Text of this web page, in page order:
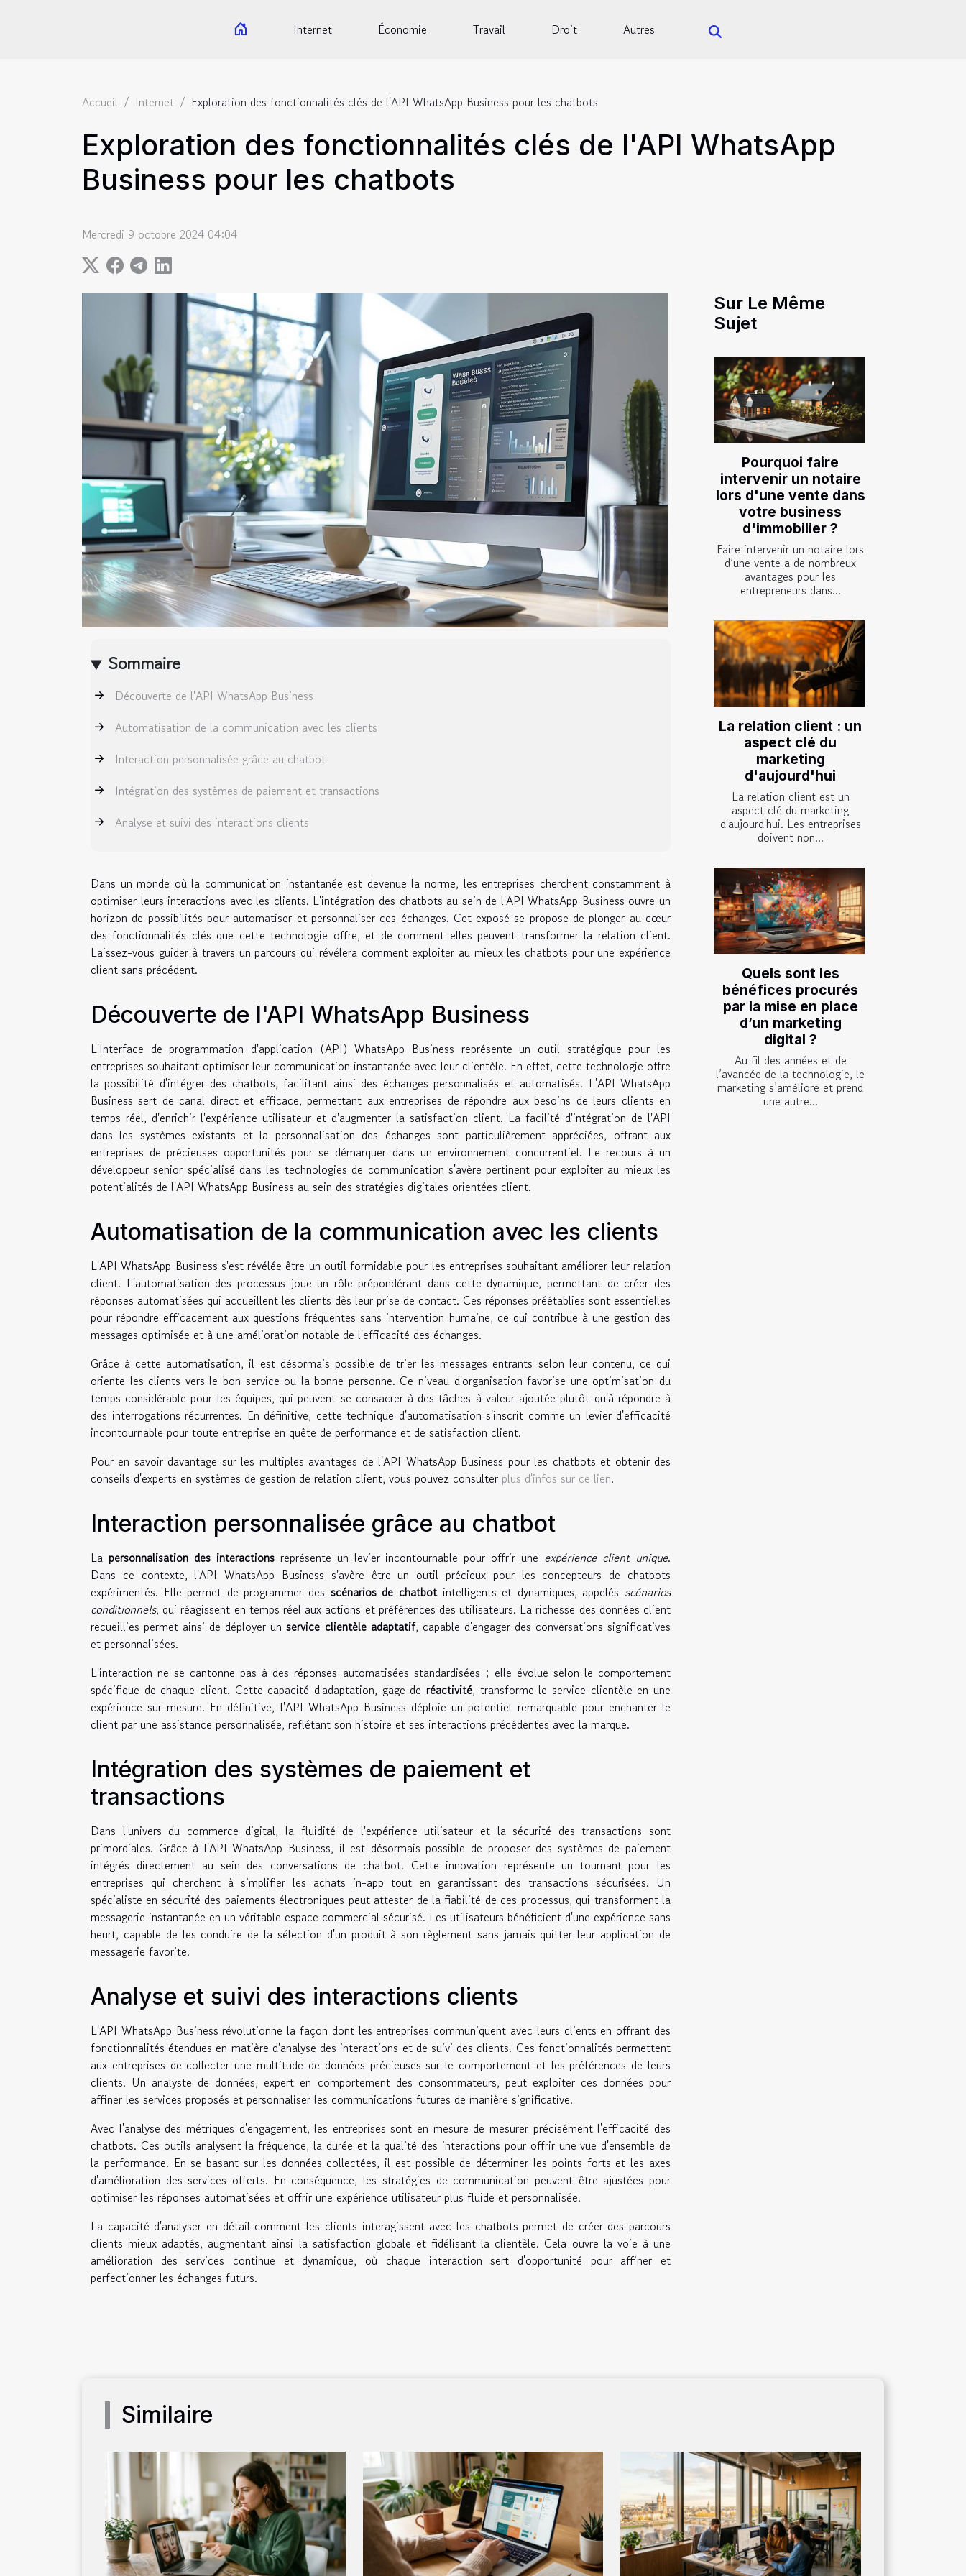
Internet Économie Travail Droit Autres
Accueil Internet Exploration des fonctionnalités clés de l'API WhatsApp Business pour les chatbots
Exploration des fonctionnalités clés de l'API WhatsApp
Business pour les chatbots
Mercredi 9 octobre 2024 04:04
Sommaire
Découverte de l'API WhatsApp Business
Automatisation de la communication avec les clients
Interaction personnalisée grâce au chatbot
Intégration des systèmes de paiement et transactions
Analyse et suivi des interactions clients
Dans un monde où la communication instantanée est devenue la norme, les entreprises cherchent constamment à
optimiser leurs interactions avec les clients. L'intégration des chatbots au sein de l'API WhatsApp Business ouvre un
horizon de possibilités pour automatiser et personnaliser ces échanges. Cet exposé se propose de plonger au cœur
des fonctionnalités clés que cette technologie offre, et de comment elles peuvent transformer la relation client.
Laissez-vous guider à travers un parcours qui révélera comment exploiter au mieux les chatbots pour une expérience
client sans précédent.
Découverte de l'API WhatsApp Business
L'Interface de programmation d'application (API) WhatsApp Business représente un outil stratégique pour les
entreprises souhaitant optimiser leur communication instantanée avec leur clientèle. En effet, cette technologie offre
la possibilité d'intégrer des chatbots, facilitant ainsi des échanges personnalisés et automatisés. L'API WhatsApp
Business sert de canal direct et efficace, permettant aux entreprises de répondre aux besoins de leurs clients en
temps réel, d'enrichir l'expérience utilisateur et d'augmenter la satisfaction client. La facilité d'intégration de l'API
dans les systèmes existants et la personnalisation des échanges sont particulièrement appréciées, offrant aux
entreprises de précieuses opportunités pour se démarquer dans un environnement concurrentiel. Le recours à un
développeur senior spécialisé dans les technologies de communication s'avère pertinent pour exploiter au mieux les
potentialités de l'API WhatsApp Business au sein des stratégies digitales orientées client.
Automatisation de la communication avec les clients
L'API WhatsApp Business s'est révélée être un outil formidable pour les entreprises souhaitant améliorer leur relation
client. L'automatisation des processus joue un rôle prépondérant dans cette dynamique, permettant de créer des
réponses automatisées qui accueillent les clients dès leur prise de contact. Ces réponses préétablies sont essentielles
pour répondre efficacement aux questions fréquentes sans intervention humaine, ce qui contribue à une gestion des
messages optimisée et à une amélioration notable de l'efficacité des échanges.
Grâce à cette automatisation, il est désormais possible de trier les messages entrants selon leur contenu, ce qui
oriente les clients vers le bon service ou la bonne personne. Ce niveau d'organisation favorise une optimisation du
temps considérable pour les équipes, qui peuvent se consacrer à des tâches à valeur ajoutée plutôt qu'à répondre à
des interrogations récurrentes. En définitive, cette technique d'automatisation s'inscrit comme un levier d'efficacité
incontournable pour toute entreprise en quête de performance et de satisfaction client.
Pour en savoir davantage sur les multiples avantages de l'API WhatsApp Business pour les chatbots et obtenir des
conseils d'experts en systèmes de gestion de relation client, vous pouvez consulter plus d'infos sur ce lien.
Interaction personnalisée grâce au chatbot
La personnalisation des interactionsreprésente un levier incontournable pour offrir une expérience client unique.
Dans ce contexte, l'API WhatsApp Business s'avère être un outil précieux pour les concepteurs de chatbots
expérimentés. Elle permet de programmer des scénarios de chatbotintelligents et dynamiques, appelés scénarios
conditionnels, qui réagissent en temps réel aux actions et préférences des utilisateurs. La richesse des données client
recueillies permet ainsi de déployer unservice clientèle adaptatif, capable d'engager des conversations significatives
et personnalisées.
L'interaction ne se cantonne pas à des réponses automatisées standardisées ; elle évolue selon le comportement
spécifique de chaque client. Cette capacité d'adaptation, gage de réactivité, transforme le service clientèle en une
expérience sur-mesure. En définitive, l'API WhatsApp Business déploie un potentiel remarquable pour enchanter le
client par une assistance personnalisée, reflétant son histoire et ses interactions précédentes avec la marque.
Intégration des systèmes de paiement et
transactions
Dans l'univers du commerce digital, la fluidité de l'expérience utilisateur et la sécurité des transactions sont
primordiales. Grâce à l'API WhatsApp Business, il est désormais possible de proposer des systèmes de paiement
intégrés directement au sein des conversations de chatbot. Cette innovation représente un tournant pour les
entreprises qui cherchent à simplifier les achats in-app tout en garantissant des transactions sécurisées. Un
spécialiste en sécurité des paiements électroniques peut attester de la fiabilité de ces processus, qui transforment la
messagerie instantanée en un véritable espace commercial sécurisé. Les utilisateurs bénéficient d'une expérience sans
heurt, capable de les conduire de la sélection d'un produit à son règlement sans jamais quitter leur application de
messagerie favorite.
Analyse et suivi des interactions clients
L'API WhatsApp Business révolutionne la façon dont les entreprises communiquent avec leurs clients en offrant des
fonctionnalités étendues en matière d'analyse des interactions et de suivi des clients. Ces fonctionnalités permettent
aux entreprises de collecter une multitude de données précieuses sur le comportement et les préférences de leurs
clients. Un analyste de données, expert en comportement des consommateurs, peut exploiter ces données pour
affiner les services proposés et personnaliser les communications futures de manière significative.
Avec l'analyse des métriques d'engagement, les entreprises sont en mesure de mesurer précisément l'efficacité des
chatbots. Ces outils analysent la fréquence, la durée et la qualité des interactions pour offrir une vue d'ensemble de
la performance. En se basant sur les données collectées, il est possible de déterminer les points forts et les axes
d'amélioration des services offerts. En conséquence, les stratégies de communication peuvent être ajustées pour
optimiser les réponses automatisées et offrir une expérience utilisateur plus fluide et personnalisée.
La capacité d'analyser en détail comment les clients interagissent avec les chatbots permet de créer des parcours
clients mieux adaptés, augmentant ainsi la satisfaction globale et fidélisant la clientèle. Cela ouvre la voie à une
amélioration des services continue et dynamique, où chaque interaction sert d'opportunité pour affiner et
perfectionner les échanges futurs.
Sur Le Même
Sujet
Pourquoi faire
intervenir un notaire
lors d'une vente dans
votre business
d'immobilier ?
Faire intervenir un notaire lors
d’une vente a de nombreux
avantages pour les
entrepreneurs dans...
La relation client : un
aspect clé du
marketing
d'aujourd'hui
La relation client est un
aspect clé du marketing
d'aujourd'hui. Les entreprises
doivent non...
Quels sont les
bénéfices procurés
par la mise en place
d’un marketing
digital ?
Au fil des années et de
l’avancée de la technologie, le
marketing s’améliore et prend
une autre...
Similaire